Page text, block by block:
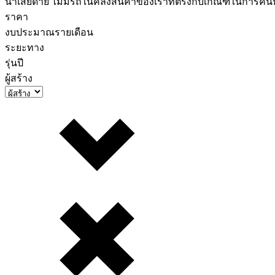
ราคา
งบประมาณรายเดือน
ระยะทาง
รุ่นปี
ผู้สร้าง